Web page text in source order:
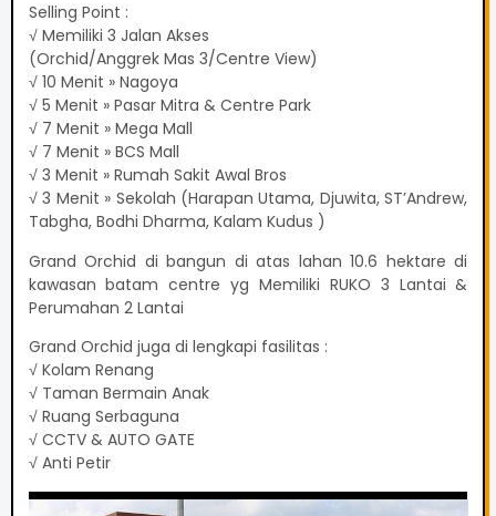
Selling Point :
√ Memiliki 3 Jalan Akses
(Orchid/Anggrek Mas 3/Centre View)
√ 10 Menit » Nagoya
√ 5 Menit » Pasar Mitra & Centre Park
√ 7 Menit » Mega Mall
√ 7 Menit » BCS Mall
√ 3 Menit » Rumah Sakit Awal Bros
√ 3 Menit » Sekolah (Harapan Utama, Djuwita, ST’Andrew,
Tabgha, Bodhi Dharma, Kalam Kudus )
Grand Orchid di bangun di atas lahan 10.6 hektare di
kawasan batam centre yg Memiliki RUKO 3 Lantai &
Perumahan 2 Lantai
Grand Orchid juga di lengkapi fasilitas :
√ Kolam Renang
√ Taman Bermain Anak
√ Ruang Serbaguna
√ CCTV & AUTO GATE
√ Anti Petir